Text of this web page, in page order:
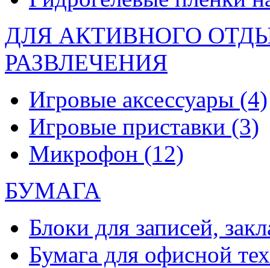
ДЛЯ АКТИВНОГО
РАЗВЛЕЧЕНИЯ
Игровые аксессуары (4)
Игровые приставки (3)
Микрофон (12)
БУМАГА
Блоки для записей,
Бумага для офисной